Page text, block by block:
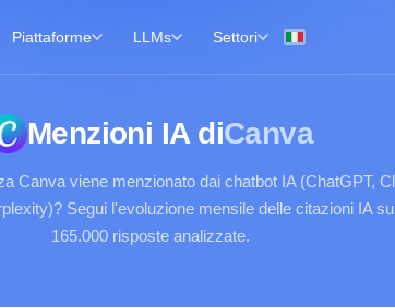
Piattaforme LLMs Settori
Menzioni IA diCanva
Canva viene menzionato dai chatbot IA (ChatGPT,
Segui l'evoluzione mensile delle citazioni IA
165.000 risposte analizzate.